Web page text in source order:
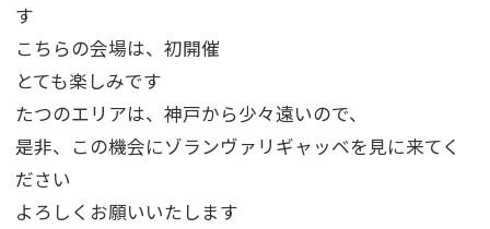
す
こちらの会場は、初開催
とても楽しみです
たつのエリアは、神戸から少々遠いので、
是非、この機会にゾランヴァリギャッベを見に来てく
ださい
よろしくお願いいたします